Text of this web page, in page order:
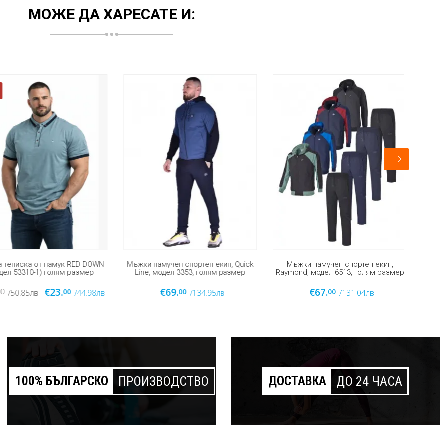
МОЖЕ ДА ХАРЕСАТЕ И:
от памук RED DOWN
53310-1) голям размер
/50.85лв €23.00 /44.98лв
Мъжки памучен спортен екип, Quick
Line, модел 3353, голям размер
€69.00 /134.95лв
Мъжки памучен спортен екип,
Raymond, модел 6513, голям размер
€67.00 /131.04лв
100% БЪЛГАРСКО ПРОИЗВОДСТВО ДОСТАВКА ДО 24 ЧАСА